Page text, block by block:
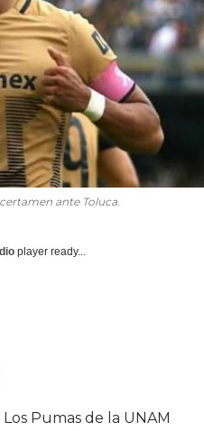
ante Toluca.
player ready...
Pumas de la UNAM